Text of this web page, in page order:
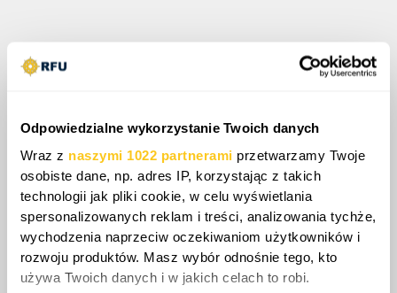
Odpowiedzialne wykorzystanie Twoich danych
Wraz z naszymi 1022 partnerami przetwarzamy Twoje
osobiste dane, np. adres IP, korzystając z takich
technologii jak pliki cookie, w celu wyświetlania
spersonalizowanych reklam i treści, analizowania tychże,
wychodzenia naprzeciw oczekiwaniom użytkowników i
rozwoju produktów. Masz wybór odnośnie tego, kto
używa Twoich danych i w jakich celach to robi.